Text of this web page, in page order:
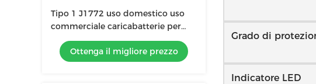
Tipo 1 J1772 uso domestico uso
commerciale caricabatterie per
veicoli elettrici 32A 7KW livello 2
carica EVSE Wallbox Station
caricabatterie per veicoli elettrici
Ottenga il migliore prezzo
Grado di
Indicatore LED